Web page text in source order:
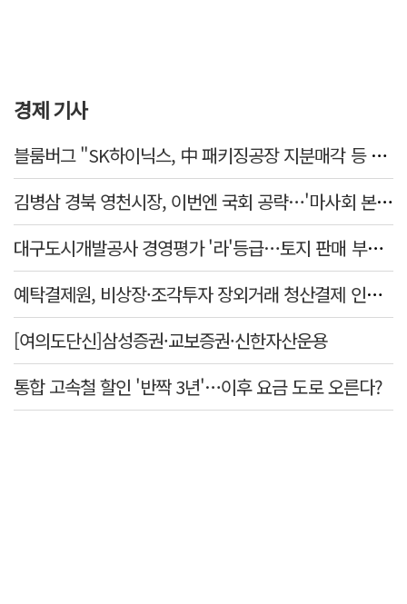
경제 기사
블룸버그 "SK하이닉스, 中 패키징공장 지분매각 등 검토"
김병삼 경북 영천시장, 이번엔 국회 공략…'마사회 본사 이전·광역교통망 확충' 요청
대구도시개발공사 경영평가 '라'등급…토지 판매 부진에 1년 만에 두 단계 '뚝'
예탁결제원, 비상장·조각투자 장외거래 청산결제 인프라 구축 착수…연내 가동
[여의도단신]삼성증권·교보증권·신한자산운용
통합 고속철 할인 '반짝 3년'…이후 요금 도로 오른다?